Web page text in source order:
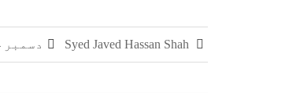
مشہور سمگل سگریٹ برانڈز
Syed Javed Hassan Shah دسمبر 14, 2024